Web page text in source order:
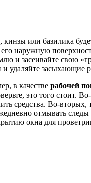
кинзы или базилика
наружную
и засеивайте свою
удаляйте засыхающие
в качестве рабочей
это того стоит.
средства. Во-
отмывать следы
окна для